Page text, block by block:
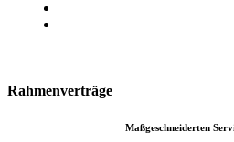
Rahmenverträge
Maßgeschneiderten